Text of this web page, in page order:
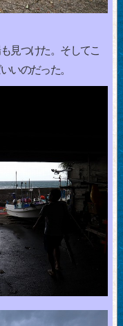
見つけた。そしてこ
いのだった。